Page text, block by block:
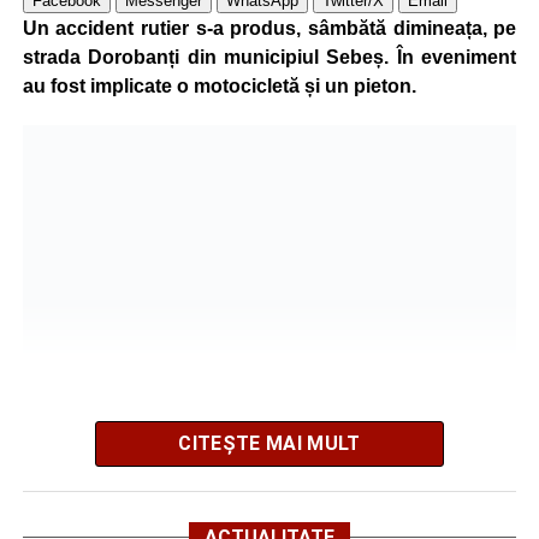
grave și a fost transportată la spital pentru acordarea de
îngrijiri medicale de specialitate.
Motociclistul a fost testat cu aparatul etilotest, rezultatul
Urmărește-ne pe Google News
Un accident rutier s-a produs, sâmbătă dimineața, pe
strada Dorobanți din municipiul Sebeș. În eveniment
au fost implicate o motocicletă și un pieton.
Potrivit informațiilor transmise de pompieri, o femeie de 66
de ani, din municipiul Sebeș, a fost găsită inconștientă în
CITEȘTE MAI MULT